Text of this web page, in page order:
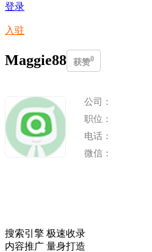
登录
入驻
Maggie88 获赞0
公司：
职位：
电话：
微信：
搜索引擎 极速收录
内容推广 量身打造